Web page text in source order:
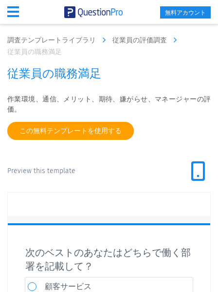
無料アカウント
調査テンプレートライブラリ
従業員の評価調査
従業員の職務満足
従業員の職務満足
作業環境、通信、メリット、期待、嫌がらせ、マネージャーの評
価。
この無料テンプレートを使用する
Preview this template